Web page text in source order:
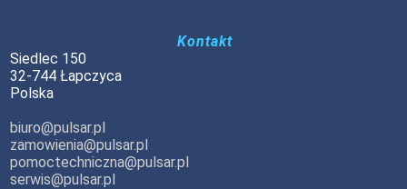
Kontakt
Siedlec 150
32-744 Łapczyca
Polska
biuro@pulsar.pl
zamowienia@pulsar.pl
pomoctechniczna@pulsar.pl
serwis@pulsar.pl